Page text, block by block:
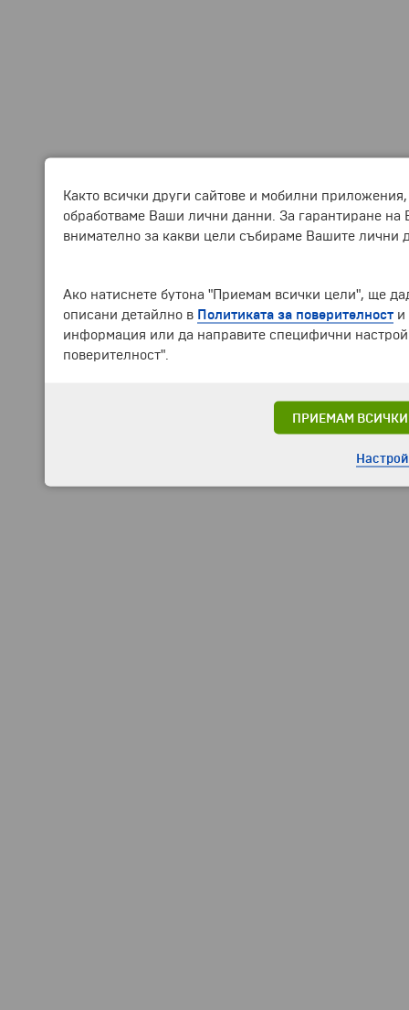
Както всички други сайтове и мобилни
обработваме Ваши лични данни. За гарантиране
внимателно за какви цели събираме Вашите лични
Ако натиснете бутона "Приемам всички цели", ще
описани детайлно в Политиката за поверителност и
информация или да направите специфични
поверителност".
ПРИЕМАМ